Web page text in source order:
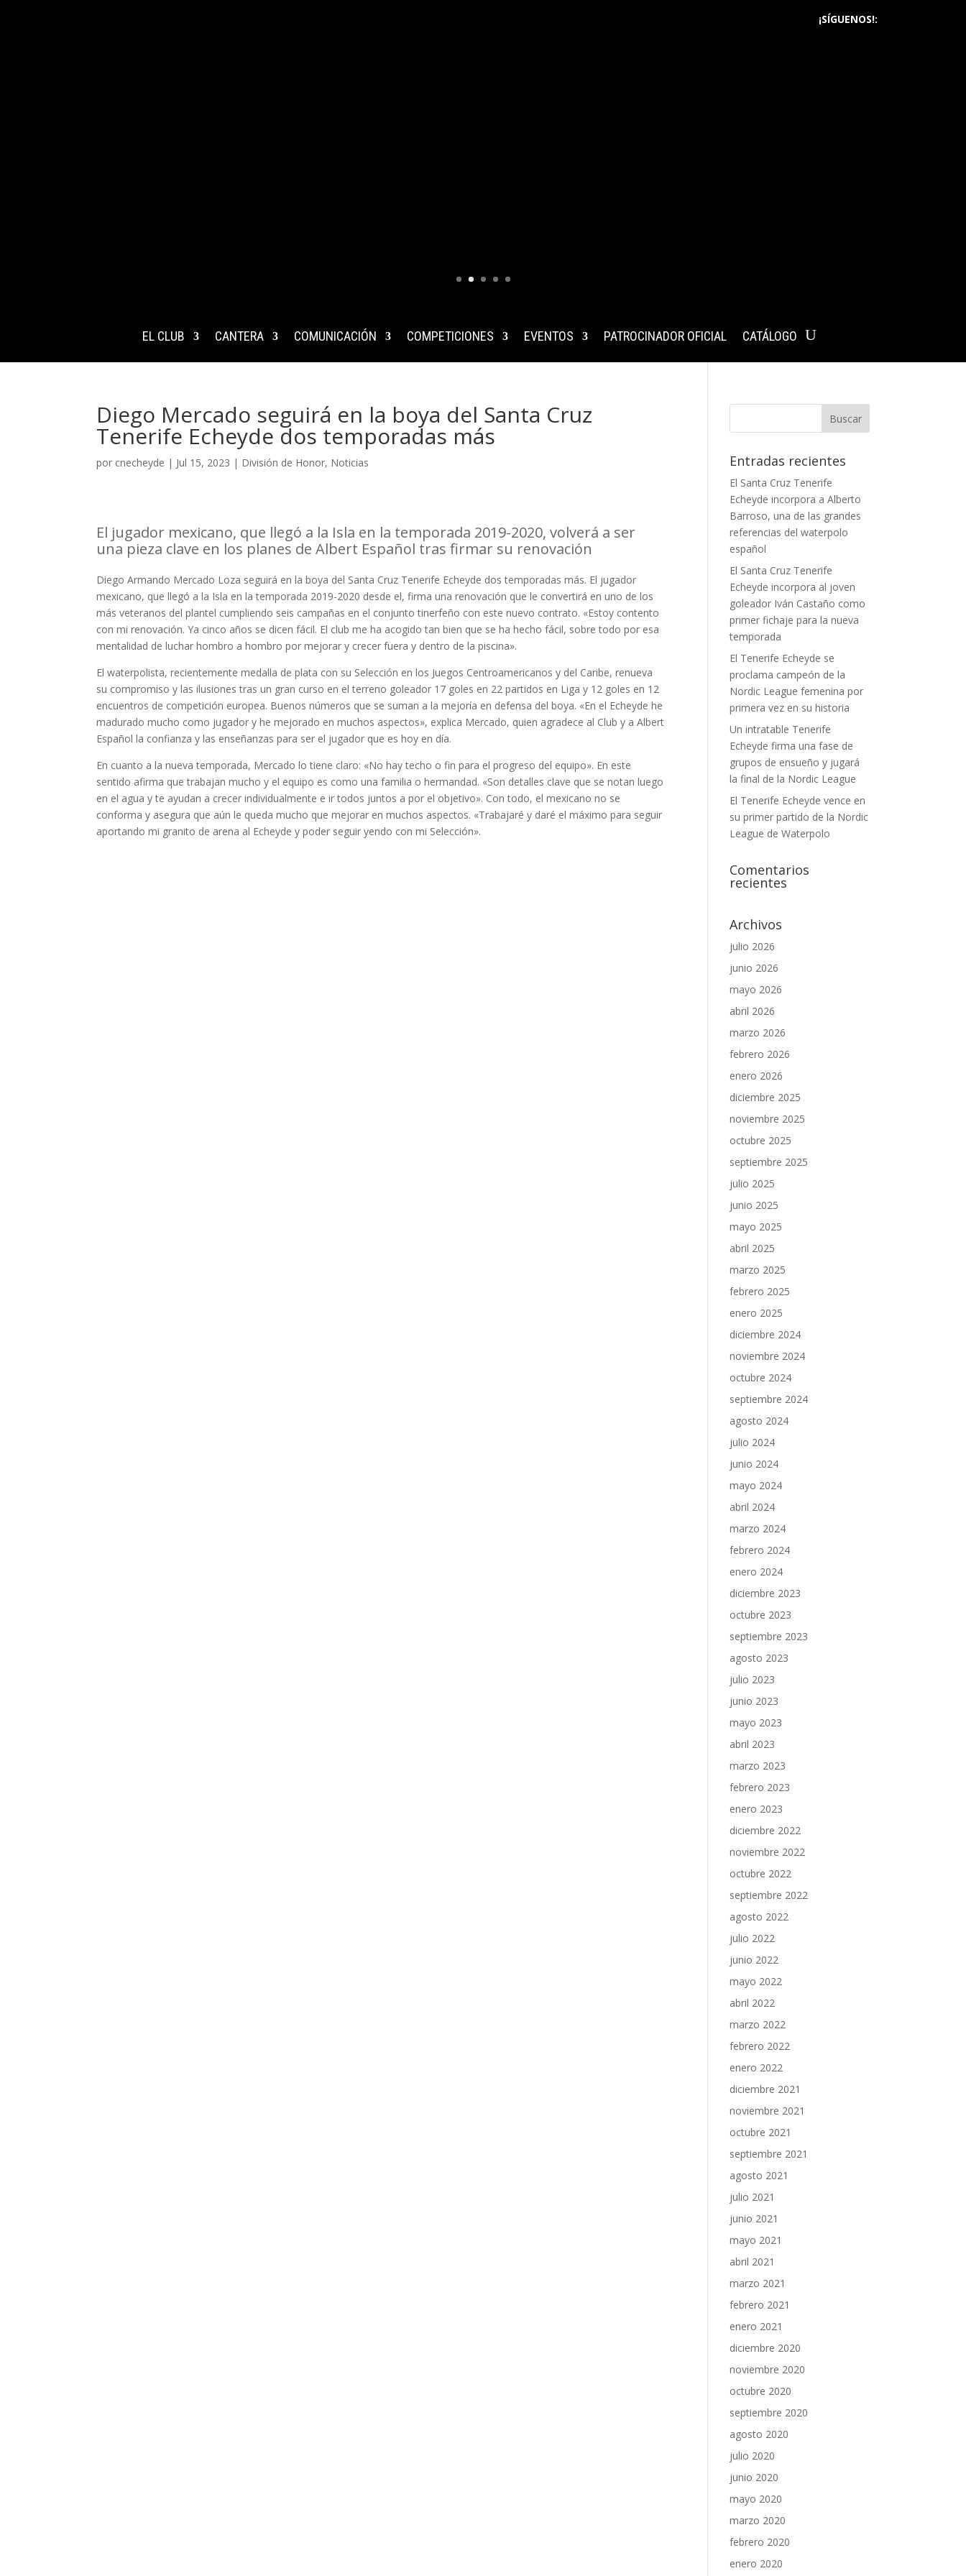
¡SÍGUENOS!:
EL CLUB CANTERA COMUNICACIÓN COMPETICIONES EVENTOS PATROCINADOR OFICIAL CATÁLOGO
Diego Mercado seguirá en la boya del Santa Cruz
Tenerife Echeyde dos temporadas más
por cnecheyde | Jul 15, 2023 | División de Honor, Noticias
El jugador mexicano, que llegó a la Isla en la temporada 2019-2020, volverá a ser
una pieza clave en los planes de Albert Español tras firmar su renovación
Diego Armando Mercado Loza seguirá en la boya del Santa Cruz Tenerife Echeyde dos temporadas más. El jugador
mexicano, que llegó a la Isla en la temporada 2019-2020 desde el, firma una renovación que le convertirá en uno de los
más veteranos del plantel cumpliendo seis campañas en el conjunto tinerfeño con este nuevo contrato. «Estoy contento
con mi renovación. Ya cinco años se dicen fácil. El club me ha acogido tan bien que se ha hecho fácil, sobre todo por esa
mentalidad de luchar hombro a hombro por mejorar y crecer fuera y dentro de la piscina».
El waterpolista, recientemente medalla de plata con su Selección en los Juegos Centroamericanos y del Caribe, renueva
su compromiso y las ilusiones tras un gran curso en el terreno goleador 17 goles en 22 partidos en Liga y 12 goles en 12
encuentros de competición europea. Buenos números que se suman a la mejoría en defensa del boya. «En el Echeyde he
madurado mucho como jugador y he mejorado en muchos aspectos», explica Mercado, quien agradece al Club y a Albert
Español la confianza y las enseñanzas para ser el jugador que es hoy en día.
En cuanto a la nueva temporada, Mercado lo tiene claro: «No hay techo o fin para el progreso del equipo». En este
sentido afirma que trabajan mucho y el equipo es como una familia o hermandad. «Son detalles clave que se notan luego
en el agua y te ayudan a crecer individualmente e ir todos juntos a por el objetivo». Con todo, el mexicano no se
conforma y asegura que aún le queda mucho que mejorar en muchos aspectos. «Trabajaré y daré el máximo para seguir
aportando mi granito de arena al Echeyde y poder seguir yendo con mi Selección».
Entradas recientes
El Santa Cruz Tenerife
Echeyde incorpora a Alberto
Barroso, una de las grandes
referencias del waterpolo
español
El Santa Cruz Tenerife
Echeyde incorpora al joven
goleador Iván Castaño como
primer fichaje para la nueva
temporada
El Tenerife Echeyde se
proclama campeón de la
Nordic League femenina por
primera vez en su historia
Un intratable Tenerife
Echeyde firma una fase de
grupos de ensueño y jugará
la final de la Nordic League
El Tenerife Echeyde vence en
su primer partido de la Nordic
League de Waterpolo
Comentarios
recientes
Archivos
julio 2026
junio 2026
mayo 2026
abril 2026
marzo 2026
febrero 2026
enero 2026
diciembre 2025
noviembre 2025
octubre 2025
septiembre 2025
julio 2025
junio 2025
mayo 2025
abril 2025
marzo 2025
febrero 2025
enero 2025
diciembre 2024
noviembre 2024
octubre 2024
septiembre 2024
agosto 2024
julio 2024
junio 2024
mayo 2024
abril 2024
marzo 2024
febrero 2024
enero 2024
diciembre 2023
octubre 2023
septiembre 2023
agosto 2023
julio 2023
junio 2023
mayo 2023
abril 2023
marzo 2023
febrero 2023
enero 2023
diciembre 2022
noviembre 2022
octubre 2022
septiembre 2022
agosto 2022
julio 2022
junio 2022
mayo 2022
abril 2022
marzo 2022
febrero 2022
enero 2022
diciembre 2021
noviembre 2021
octubre 2021
septiembre 2021
agosto 2021
julio 2021
junio 2021
mayo 2021
abril 2021
marzo 2021
febrero 2021
enero 2021
diciembre 2020
noviembre 2020
octubre 2020
septiembre 2020
agosto 2020
julio 2020
junio 2020
mayo 2020
marzo 2020
febrero 2020
enero 2020